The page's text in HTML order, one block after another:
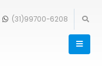
(31)99700-6208